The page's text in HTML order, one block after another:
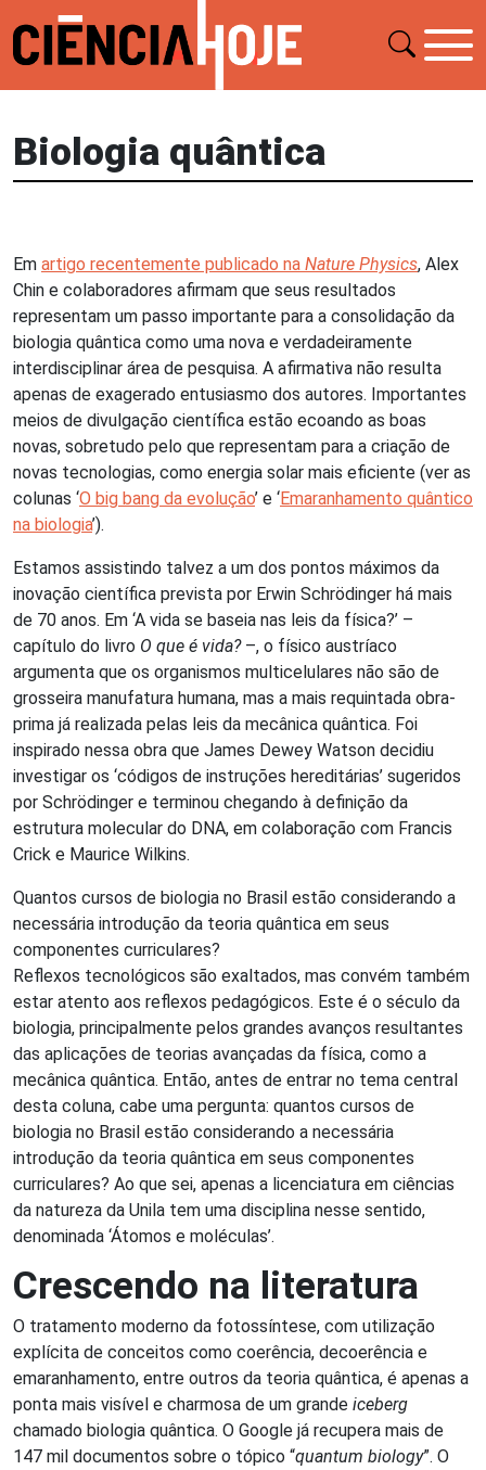
Biologia quântica
Em artigo recentemente publicado na Nature Physics, Alex
Chin e colaboradores afirmam que seus resultados
representam um passo importante para a consolidação da
biologia quântica como uma nova e verdadeiramente
interdisciplinar área de pesquisa. A afirmativa não resulta
apenas de exagerado entusiasmo dos autores. Importantes
meios de divulgação científica estão ecoando as boas
novas, sobretudo pelo que representam para a criação de
novas tecnologias, como energia solar mais eficiente (ver as
colunas ‘O big bang da evolução’ e ‘Emaranhamento quântico
na biologia’).
Estamos assistindo talvez a um dos pontos máximos da
inovação científica prevista por Erwin Schrödinger há mais
de 70 anos. Em ‘A vida se baseia nas leis da física?’ –
capítulo do livro O que é vida?–, o físico austríaco
argumenta que os organismos multicelulares não são de
grosseira manufatura humana, mas a mais requintada obra-
prima já realizada pelas leis da mecânica quântica. Foi
inspirado nessa obra que James Dewey Watson decidiu
investigar os ‘códigos de instruções hereditárias’ sugeridos
por Schrödinger e terminou chegando à definição da
estrutura molecular do DNA, em colaboração com Francis
Crick e Maurice Wilkins.
Quantos cursos de biologia no Brasil estão considerando a
necessária introdução da teoria quântica em seus
componentes curriculares?
Reflexos tecnológicos são exaltados, mas convém também
estar atento aos reflexos pedagógicos. Este é o século da
biologia, principalmente pelos grandes avanços resultantes
das aplicações de teorias avançadas da física, como a
mecânica quântica. Então, antes de entrar no tema central
desta coluna, cabe uma pergunta: quantos cursos de
biologia no Brasil estão considerando a necessária
introdução da teoria quântica em seus componentes
curriculares? Ao que sei, apenas a licenciatura em ciências
da natureza da Unila tem uma disciplina nesse sentido,
denominada ‘Átomos e moléculas’.
Crescendo na literatura
O tratamento moderno da fotossíntese, com utilização
explícita de conceitos como coerência, decoerência e
emaranhamento, entre outros da teoria quântica, é apenas a
ponta mais visível e charmosa de um grande iceberg
chamado biologia quântica. O Google já recupera mais de
147 mil documentos sobre o tópico “quantum biology”. O